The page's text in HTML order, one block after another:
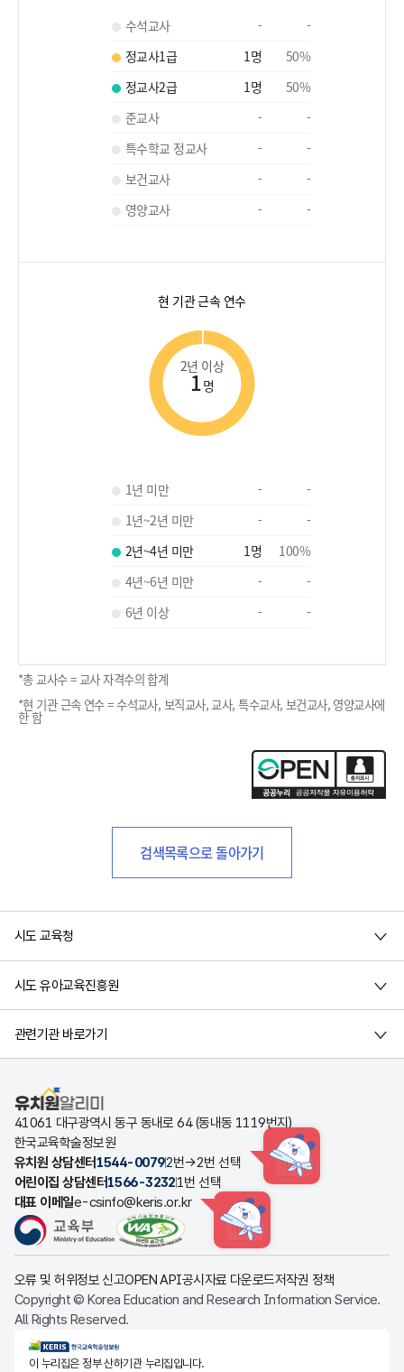
수석교사 -
-
정교사1급
1명 50%
정교사2급
1명 50%
준교사
-
-
특수학교 정교사
-
-
보건교사
-
-
영양교사
- -
현 기관 근속 연수
2년 이상
1명
1년 미만 -
-
1년~2년 미만
-
-
2년~4년 미만
1명 100%
4년~6년 미만
-
-
6년 이상
- -
*총 교사수 = 교사 자격수의 합계
*현 기관 근속 연수 = 수석교사, 보직교사, 교사, 특수교사, 보건교사, 영양교사에
한 함
검색목록으로 돌아가기
시도 교육청
시도 유아교육진흥원
관련기관 바로가기
유치원알리미
41061 대구광역시 동구 동내로 64 (동내동 1119번지)
한국교육학술정보원
유치원 상담센터 1544-00792번→2번 선택 HINT
어린이집 상담센터1566-32321번 선택
대표 이메일e-csinfo@keris.or.kr
HINT
오류 및 허위정보 신고OPEN API공시자료 다운로드저작권 정책
Copyright © Korea Education and Research Information Service.
All Rights Reserved.
KERIS한국교육학술정보원
이 누리집은 정부 산하기관 누리집입니다.